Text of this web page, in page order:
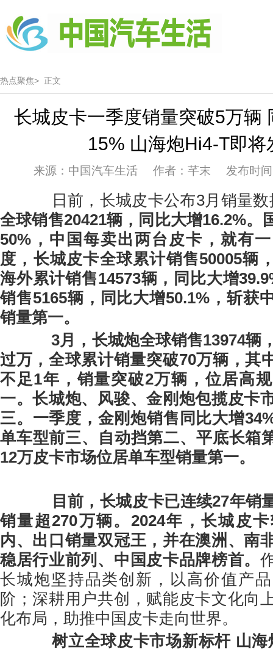
热点聚焦> 正文
长城皮卡一季度销量突破5万辆
15% 山海炮Hi4-T即将
来源：中国汽车生活 作者：芊末 发布时间
日前，长城皮卡公布3月销量数
全球销售20421辆，同比大增16.2%。
50%，中国每卖出两台皮卡，就有
度 ，长城皮卡全球累计销售50005辆
海外累计销售14573辆，同比大增39.9
销售5165辆，同比大增50.1% ，斩获
销量第一。
3月， 长城炮全球销售13974辆
过万，全球累计销量突破70万辆，其
不足1年，销量突破2万辆，位居高
一。长城炮、风骏、金刚炮包揽皮卡
三。 一季度，金刚炮销售同比大增
单车型前三、自动挡第二、平底长箱
12万皮卡市场位居单车型销量第一。
目前，长城皮卡已连续27年销
销量超270万辆。 2024年，长城皮
内、出口销量双冠王，并在澳洲、南
稳居行业前列、中国皮卡品牌榜首。
长城炮坚持品类创新，以高价值产
阶；深耕用户共创，赋能皮卡文化向
化布局，助推中国皮卡走向世界。
树立全球皮卡市场新标杆 山海